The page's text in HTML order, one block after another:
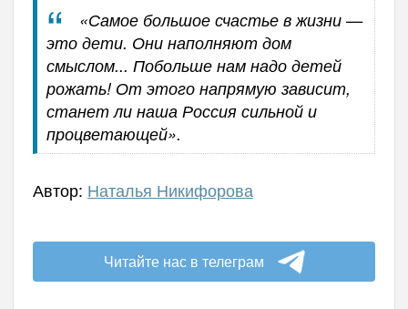
«Самое большое счастье в жизни —
это дети. Они наполняют дом
смыслом... Побольше нам надо детей
рожать! От этого напрямую зависит,
станет ли наша Россия сильной и
процветающей».
Автор: Наталья Никифорова
Читайте нас в телеграм